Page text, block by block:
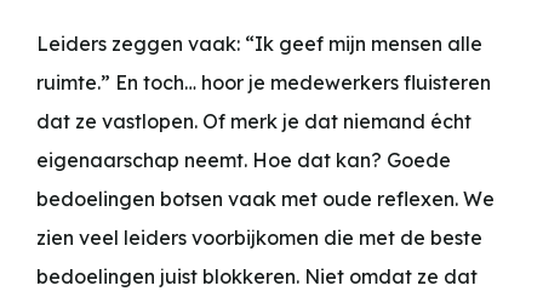
Leiders zeggen vaak: “Ik geef mijn mensen alle
ruimte.” En toch… hoor je medewerkers fluisteren
dat ze vastlopen. Of merk je dat niemand écht
eigenaarschap neemt. Hoe dat kan? Goede
bedoelingen botsen vaak met oude reflexen. We
zien veel leiders voorbijkomen die met de beste
bedoelingen juist blokkeren. Niet omdat ze dat